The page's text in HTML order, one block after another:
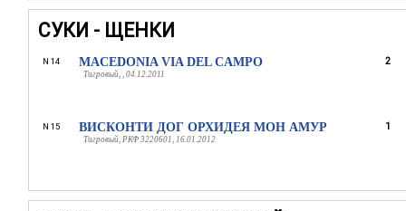
СУКИ - ЩЕНКИ
N 14 MACEDONIA VIA DEL CAMPO
Тигровый, , 04.12.2011
2
N 15 ВИСКОНТИ ДОГ ОРХИДЕЯ МОН АМУР
Тигровый, РКФ 3220601, 16.01.2012
1